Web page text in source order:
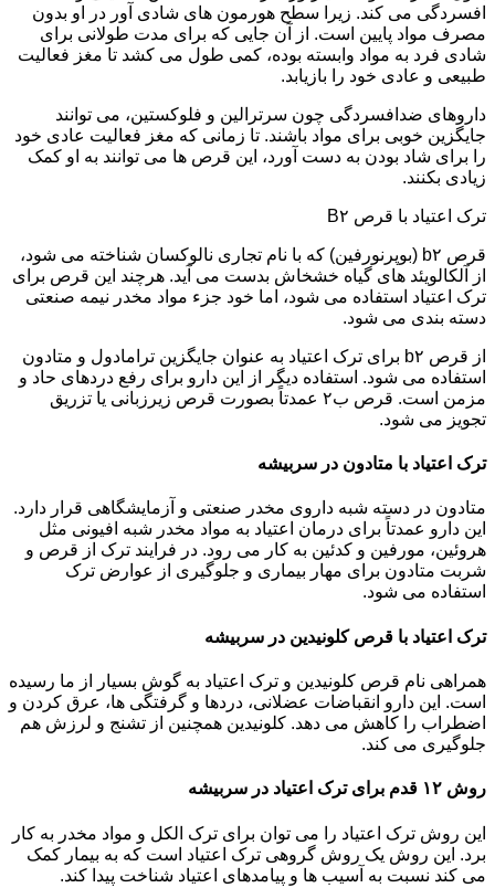
افسردگی می کند. زیرا سطح هورمون های شادی آور در او بدون
مصرف مواد پایین است. از آن جایی که برای مدت طولانی برای
شادی فرد به مواد وابسته بوده، کمی طول می کشد تا مغز فعالیت
طبیعی و عادی خود را بازیابد.
داروهای ضدافسردگی چون سرترالین و فلوکستین، می توانند
جایگزین خوبی برای مواد باشند. تا زمانی که مغز فعالیت عادی خود
را برای شاد بودن به دست آورد، این قرص ها می توانند به او کمک
زیادی بکنند.
ترک اعتیاد با قرص B۲
قرص b۲ (بوپرنورفین) که با نام تجاری نالوکسان شناخته می شود،
از آلکالویئد های گیاه خشخاش بدست می آید. هرچند این قرص برای
ترک اعتیاد استفاده می شود، اما خود جزء مواد مخدر نیمه صنعتی
دسته بندی می شود.
از قرص b۲ برای ترک اعتیاد به عنوان جایگزین ترامادول و متادون
استفاده می شود. استفاده دیگر از این دارو برای رفع دردهای حاد و
مزمن است. قرص ب۲ عمدتاً بصورت قرص زیرزبانی یا تزریق
تجویز می شود.
ترک اعتیاد با متادون در سربیشه
متادون در دسته شبه داروی مخدر صنعتی و آزمایشگاهی قرار دارد.
این دارو عمدتاً برای درمان اعتیاد به مواد مخدر شبه افیونی مثل
هروئین، مورفین و کدئین به کار می رود. در فرایند ترک از قرص و
شربت متادون برای مهار بیماری و جلوگیری از عوارض ترک
استفاده می شود.
ترک اعتیاد با قرص کلونیدین در سربیشه
همراهی نام قرص کلونیدین و ترک اعتیاد به گوش بسیار از ما رسیده
است. این دارو انقباضات عضلانی، دردها و گرفتگی ها، عرق کردن و
اضطراب را کاهش می دهد. کلونیدین همچنین از تشنج و لرزش هم
جلوگیری می کند.
روش ۱۲ قدم برای ترک اعتیاد در سربیشه
این روش ترک اعتیاد را می توان برای ترک الکل و مواد مخدر به کار
برد. این روش یک روش گروهی ترک اعتیاد است که به بیمار کمک
می کند نسبت به آسیب ها و پیامدهای اعتیاد شناخت پیدا کند.